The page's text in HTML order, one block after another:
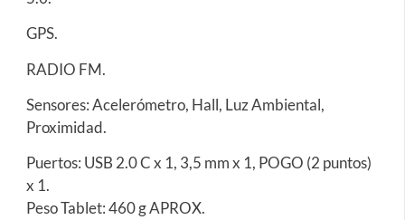
GPS.
RADIO FM.
Sensores: Acelerómetro, Hall, Luz Ambiental,
Proximidad.
Puertos: USB 2.0 C x 1, 3,5 mm x 1, POGO (2 puntos)
x 1.
Peso Tablet: 460 g APROX.